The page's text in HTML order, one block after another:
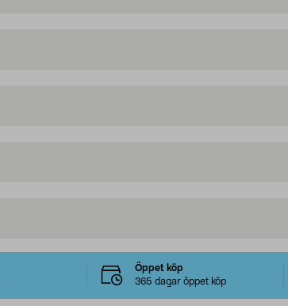
Öppet köp
365 dagar öppet köp